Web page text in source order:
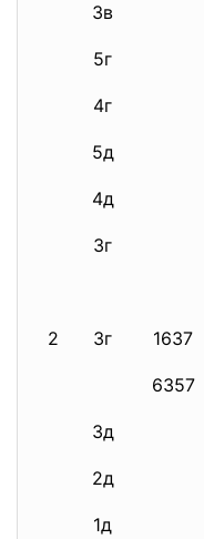
3в
5г
4г
5д
4д
3г
2 3г
1637
6357
3д
2д
1д